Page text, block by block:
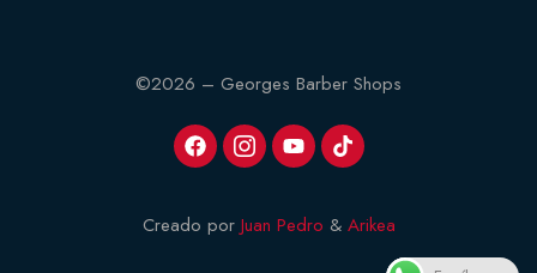
©2026 – Georges Barber Shops
Creado por Juan Pedro & Arikea